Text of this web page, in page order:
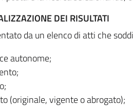
DEI RISULTATI
da un elenco di atti che
autonome;
(originale, vigente o abrogato);